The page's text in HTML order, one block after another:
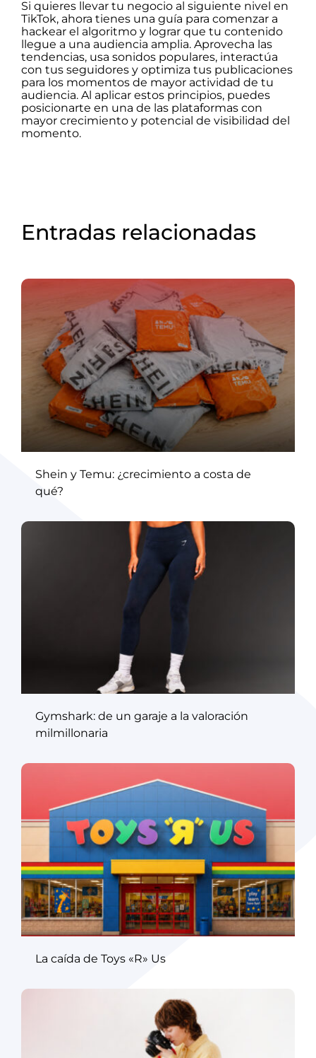
Si quieres llevar tu negocio al siguiente nivel en
TikTok, ahora tienes una guía para comenzar a
hackear el algoritmo y lograr que tu contenido
llegue a una audiencia amplia. Aprovecha las
tendencias, usa sonidos populares, interactúa
con tus seguidores y optimiza tus publicaciones
para los momentos de mayor actividad de tu
audiencia. Al aplicar estos principios, puedes
posicionarte en una de las plataformas con
mayor crecimiento y potencial de visibilidad del
momento.
Entradas relacionadas
Shein y Temu: ¿crecimiento a costa de
qué?
Gymshark: de un garaje a la valoración
milmillonaria
La caída de Toys «R» Us